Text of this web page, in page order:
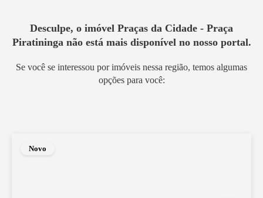
Desculpe, o imóvel Praças da Cidade - Praça
Piratininga não está mais disponível no nosso portal.
Se você se interessou por imóveis nessa região, temos algumas
opções para você:
Novo